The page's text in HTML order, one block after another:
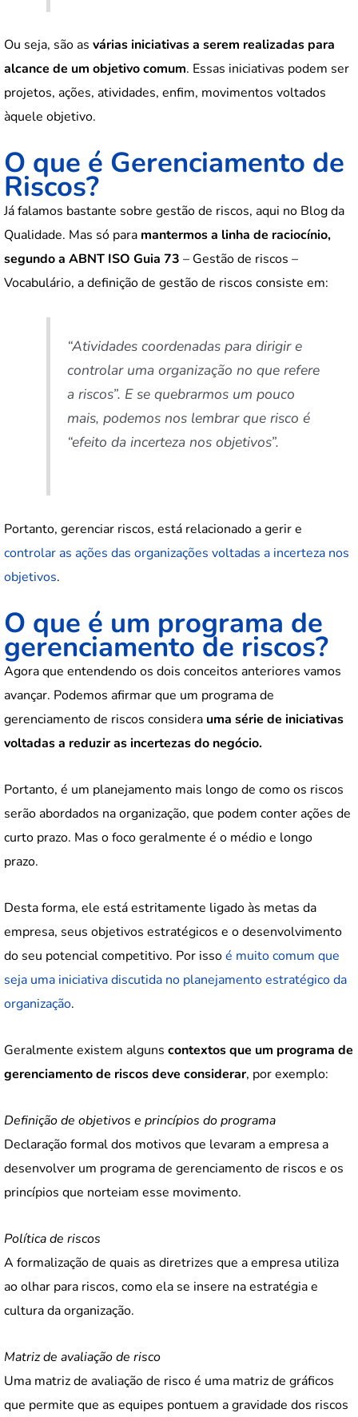
Ou seja, são as várias iniciativas a serem realizadas para
alcance de um objetivo comum. Essas iniciativas podem ser
projetos, ações, atividades, enfim, movimentos voltados
àquele objetivo.
O que é Gerenciamento de
Riscos?
Já falamos bastante sobre gestão de riscos, aqui no Blog da
Qualidade. Mas só para mantermos a linha de raciocínio,
segundo a ABNT ISO Guia 73 – Gestão de riscos –
Vocabulário, a definição de gestão de riscos consiste em:
“Atividades coordenadas para dirigir e
controlar uma organização no que refere
a riscos”. E se quebrarmos um pouco
mais, podemos nos lembrar que risco é
“efeito da incerteza nos objetivos”.
Portanto, gerenciar riscos, está relacionado a gerir e
controlar as ações das organizações voltadas a incerteza nos
objetivos.
O que é um programa de
gerenciamento de riscos?
Agora que entendendo os dois conceitos anteriores vamos
avançar. Podemos afirmar que um programa de
gerenciamento de riscos considera uma série de iniciativas
voltadas a reduzir as incertezas do negócio.
Portanto, é um planejamento mais longo de como os riscos
serão abordados na organização, que podem conter ações de
curto prazo. Mas o foco geralmente é o médio e longo
prazo.
Desta forma, ele está estritamente ligado às metas da
empresa, seus objetivos estratégicos e o desenvolvimento
do seu potencial competitivo. Por issoé muito comum que
seja uma iniciativa discutida no planejamento estratégico da
organização.
Geralmente existem alguns contextos que um programa de
gerenciamento de riscos deve considerar, por exemplo:
Definição de objetivos e princípios do programa
Declaração formal dos motivos que levaram a empresa a
desenvolver um programa de gerenciamento de riscos e os
princípios que norteiam esse movimento.
Política de riscos
A formalização de quais as diretrizes que a empresa utiliza
ao olhar para riscos, como ela se insere na estratégia e
cultura da organização.
Matriz de avaliação de risco
Uma matriz de avaliação de risco é uma matriz de gráficos
que permite que as equipes pontuem a gravidade dos riscos